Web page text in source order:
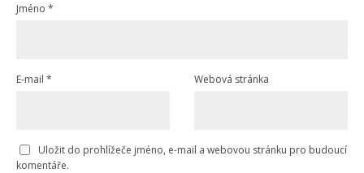
Jméno *
E-mail * Webová stránka
Uložit do prohlížeče jméno, e-mail a webovou stránku pro budoucí
komentáře.